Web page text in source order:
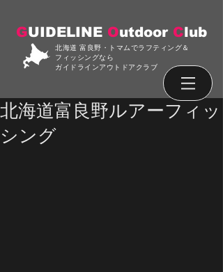
GUIDELINE Outdoor Club
北海道 富良野・トマムでラフティング＆
フィッシングなら
ガイドラインアウトドアクラブ
北海道富良野ルアーフィッ
シング